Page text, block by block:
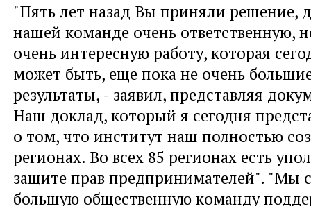
"Пять лет назад Вы приняли решение,
нашей команде очень ответственную,
очень интересную работу, которая
может быть, еще пока не очень
результаты, - заявил, представляя
Наш доклад, который я сегодня
о том, что институт наш полностью
регионах. Во всех 85 регионах есть
защите прав предпринимателей". "Мы
большую общественную команду